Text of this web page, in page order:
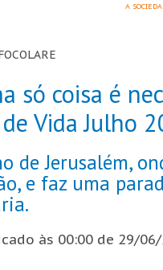
A
só coisa é
Vida Julho
de Jerusalém,
e faz uma
às 00:00 de 29/